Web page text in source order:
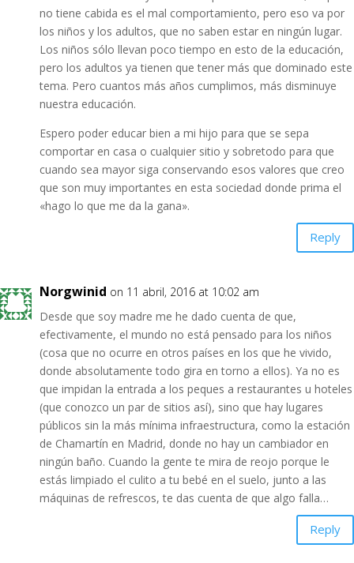
no tiene cabida es el mal comportamiento, pero eso va por
los niños y los adultos, que no saben estar en ningún lugar.
Los niños sólo llevan poco tiempo en esto de la educación,
pero los adultos ya tienen que tener más que dominado este
tema. Pero cuantos más años cumplimos, más disminuye
nuestra educación.
Espero poder educar bien a mi hijo para que se sepa
comportar en casa o cualquier sitio y sobretodo para que
cuando sea mayor siga conservando esos valores que creo
que son muy importantes en esta sociedad donde prima el
«hago lo que me da la gana».
Reply
Norgwinid on 11 abril, 2016 at 10:02 am
Desde que soy madre me he dado cuenta de que,
efectivamente, el mundo no está pensado para los niños
(cosa que no ocurre en otros países en los que he vivido,
donde absolutamente todo gira en torno a ellos). Ya no es
que impidan la entrada a los peques a restaurantes u hoteles
(que conozco un par de sitios así), sino que hay lugares
públicos sin la más mínima infraestructura, como la estación
de Chamartín en Madrid, donde no hay un cambiador en
ningún baño. Cuando la gente te mira de reojo porque le
estás limpiado el culito a tu bebé en el suelo, junto a las
máquinas de refrescos, te das cuenta de que algo falla…
Reply